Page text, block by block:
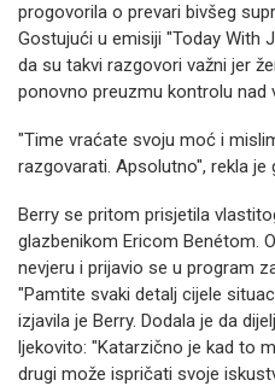
progovorila o prevari bivšeg
Gostujući u emisiji "Today With
da su takvi razgovori važni jer
ponovno preuzmu kontrolu nad
"Time vraćate svoju moć i
razgovarati. Apsolutno", rekla je
Berry se pritom prisjetila
glazbenikom Ericom Benétom.
nevjeru i prijavio se u program
"Pamtite svaki detalj cijele
izjavila je Berry. Dodala je da
ljekovito: "Katarzično je kad to
drugi može ispričati svoje